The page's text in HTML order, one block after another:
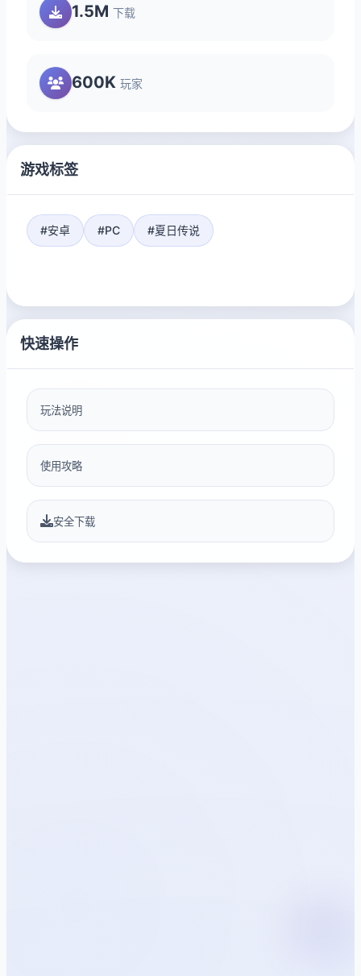
1.5M 下载
600K 玩家
游戏标签
#安卓 #PC #夏日传说
快速操作
玩法说明
使用攻略
安全下载